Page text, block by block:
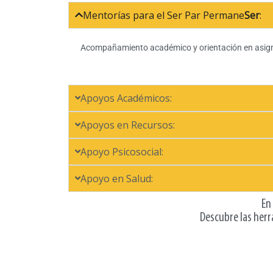
Mentorías para el Ser Par PermaneSer:
Acompañamiento académico y orientación en
Apoyos Académicos:
Apoyos en Recursos:
Apoyo Psicosocial:
Apoyo en Salud:
En
Descubre las